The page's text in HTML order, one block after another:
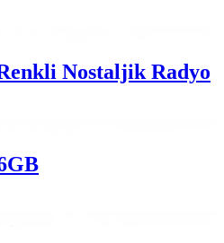
Nostaljik Radyo